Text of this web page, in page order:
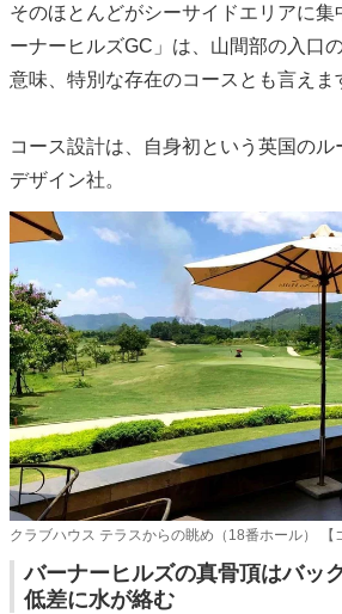
そのほとんどがシーサイドエリアに
ーナーヒルズGC」は、山間部の入口
意味、特別な存在のコースとも言えま
コース設計は、自身初という英国の
デザイン社。
クラブハウス テラスからの眺め（18番ホール） 【
バーナーヒルズの真骨頂はバッ
低差に水が絡む